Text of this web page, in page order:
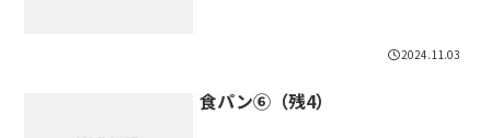
2024.11.03
食パン⑥（残4）